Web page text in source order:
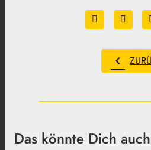
chevron_left
Das könnte Dich